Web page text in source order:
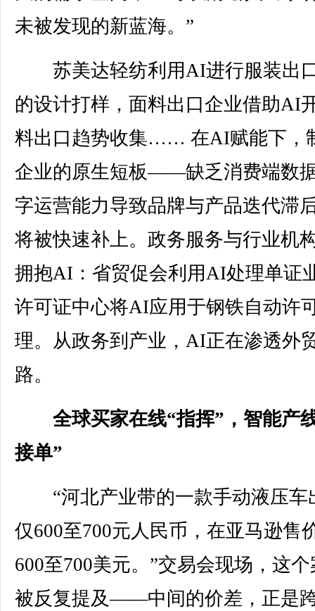
未被发现的新蓝海。”
苏美达轻纺利用AI进行服装出
的设计打样，面料出口企业借助AI
料出口趋势收集…… 在AI赋能下，
企业的原生短板——缺乏消费端数
字运营能力导致品牌与产品迭代滞
将被快速补上。政务服务与行业机
拥抱AI：省贸促会利用AI处理单证
许可证中心将AI应用于钢铁自动许
理。从政务到产业，AI正在渗透外
路。
全球买家在线“指挥”，智能产
接单”
“河北产业带的一款手动液压车
仅600至700元人民币，在亚马逊售
600至700美元。”交易会现场，这
被反复提及——中间的价差，正是